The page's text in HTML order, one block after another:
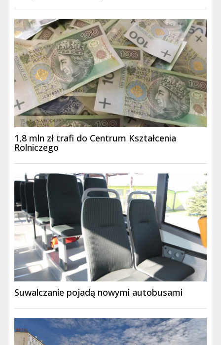
1,8 mln zł trafi do Centrum Kształcenia
Rolniczego
Suwalczanie pojadą nowymi autobusami